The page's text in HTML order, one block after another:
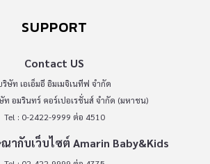
SUPPORT
Contact US
ริษัท เอเอ็มอี อิมเมจิเนทีฟ จำกัด
ท อมรินทร์ คอร์เปอเรชั่นส์ จำกัด (มหาชน)
Tel : 0-2422-9999 ต่อ 4510
ากับเว็บไซต์ Amarin Baby&Kids